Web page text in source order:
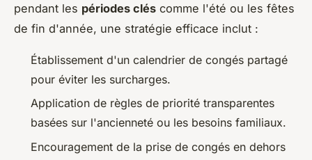
pendant les périodes clés comme l'été ou les fêtes
de fin d'année, une stratégie efficace inclut :
Établissement d'un calendrier de congés partagé
pour éviter les surcharges.
Application de règles de priorité transparentes
basées sur l'ancienneté ou les besoins familiaux.
Encouragement de la prise de congés en dehors